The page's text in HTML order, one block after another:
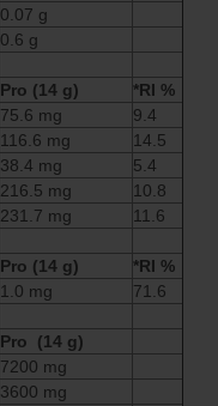
0.07 g
0.6 g
Pro (14 g)
*RI %
75.6 mg
9.4
116.6 mg
14.5
38.4 mg
5.4
216.5 mg
10.8
231.7 mg 11.6
Pro (14 g)
*RI %
1.0 mg 71.6
Pro (14 g)
7200 mg
3600 mg